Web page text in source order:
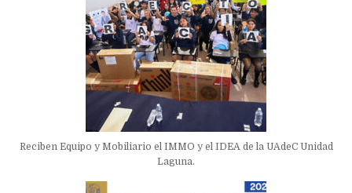
Reciben Equipo y Mobiliario el IMMO y el IDEA de la UAdeC Unidad
Laguna.